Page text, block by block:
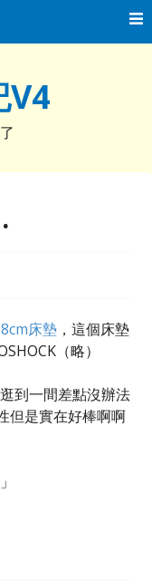
V4
床墊 ，這個床墊
（略）
到一間差點沒辦法
但是實在好棒啊啊